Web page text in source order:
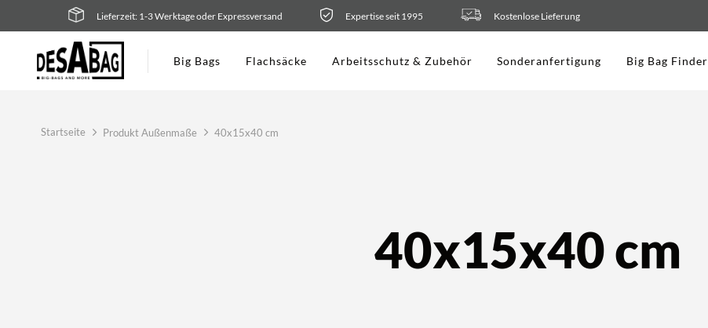
Lieferzeit: 1-3 Werktage oder Expressversand Expertise seit 1995 Kostenlose Lieferung
Big Bags Flachsäcke Arbeitsschutz & Zubehör Sonderanfertigung Big Bag Finder
Startseite Produkt Außenmaße 40x15x40 cm
40x15x40 cm